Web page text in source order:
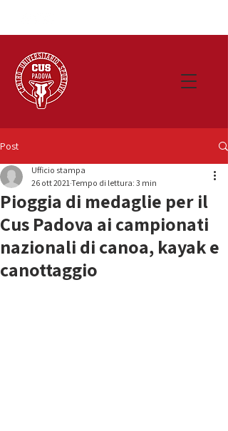
Post
Pioggia di medaglie per il
Cus Padova ai campionati
nazionali di canoa, kayak e
canottaggio
Ufficio stampa
26 ott 2021Tempo di lettura: 3 min